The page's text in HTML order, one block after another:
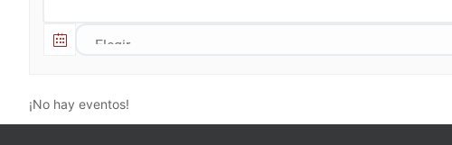
¡No hay eventos!